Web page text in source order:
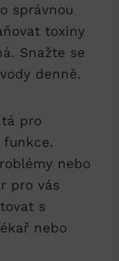
správnou
​toxiny
Snažte se
denně.
pro
​nebo
pro ‌vás
s
⁤nebo⁣